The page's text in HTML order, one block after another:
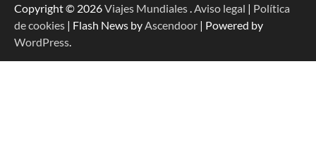
Copyright © 2026Viajes Mundiales.Aviso legal | Política
de cookies | Flash News byAscendoor | Powered by
WordPress.